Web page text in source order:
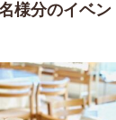
様分のイベ